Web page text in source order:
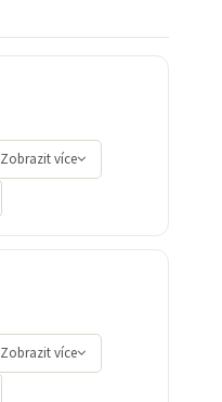
Zobrazit více
Zobrazit více